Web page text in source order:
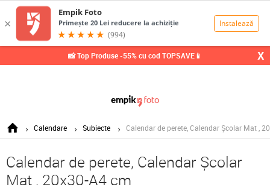
📸 Top Produse -55% cu cod TOPSAVE📱 X
Calendare Subiecte Calendar de perete, Calendar Școlar Mat ,
Calendar de perete, Calendar Școlar
Mat , 20x30-A4 cm